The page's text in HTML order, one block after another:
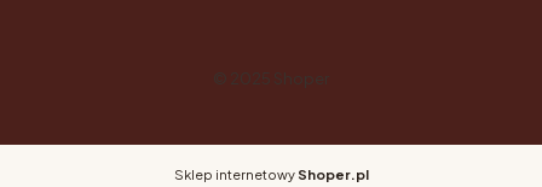
Sklep internetowy Shoper.pl